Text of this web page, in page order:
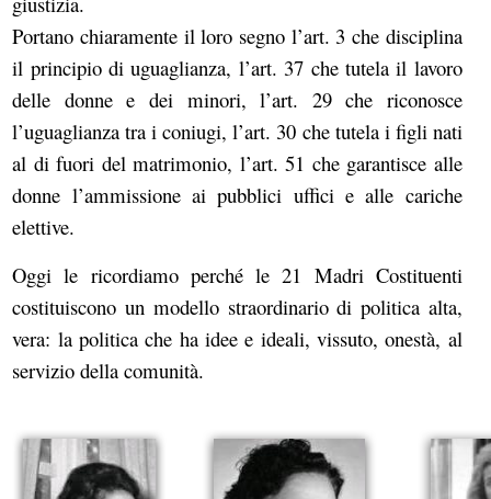
Portano chiaramente il loro segno l’art. 3 che disciplina
il principio di uguaglianza, l’art. 37 che tutela il lavoro
delle donne e dei minori, l’art. 29 che riconosce
l’uguaglianza tra i coniugi, l’art. 30 che tutela i figli nati
al di fuori del matrimonio, l’art. 51 che garantisce alle
donne l’ammissione ai pubblici uffici e alle cariche
elettive.
Oggi le ricordiamo perché le 21 Madri Costituenti
costituiscono un modello straordinario di politica alta,
vera: la politica che ha idee e ideali, vissuto, onestà, al
servizio della comunità.